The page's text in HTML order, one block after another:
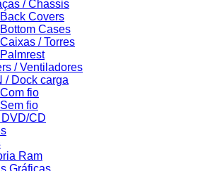
/ Chassis
Back Covers
Bottom Cases
Caixas / Torres
Palmrest
/ Ventiladores
/ Dock carga
Com fio
Sem fio
CD
Ram
Gráficas